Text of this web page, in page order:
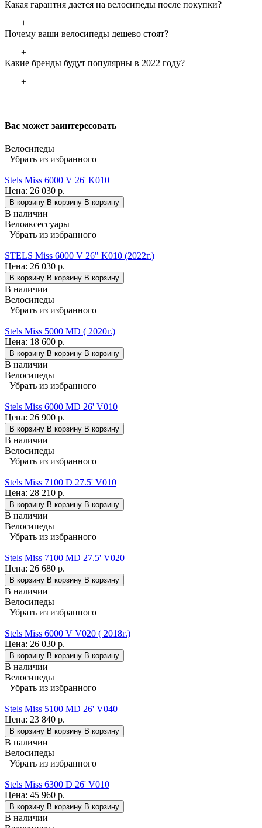
Какая гарантия дается на велосипеды после покупки?
+
Почему ваши велосипеды дешево стоят?
+
Какие бренды будут популярны в 2022 году?
+
Вас может заинтересовать
Велосипеды
Убрать из избранного
Stels Miss 6000 V 26' K010
Цена: 26 030 р.
В корзину В корзину В корзину
В наличии
Велоаксессуары
Убрать из избранного
STELS Miss 6000 V 26" K010 (2022г.)
Цена: 26 030 р.
В корзину В корзину В корзину
В наличии
Велосипеды
Убрать из избранного
Stels Miss 5000 MD ( 2020г.)
Цена: 18 600 р.
В корзину В корзину В корзину
В наличии
Велосипеды
Убрать из избранного
Stels Miss 6000 MD 26' V010
Цена: 26 900 р.
В корзину В корзину В корзину
В наличии
Велосипеды
Убрать из избранного
Stels Miss 7100 D 27.5' V010
Цена: 28 210 р.
В корзину В корзину В корзину
В наличии
Велосипеды
Убрать из избранного
Stels Miss 7100 MD 27.5' V020
Цена: 26 680 р.
В корзину В корзину В корзину
В наличии
Велосипеды
Убрать из избранного
Stels Miss 6000 V V020 ( 2018г.)
Цена: 26 030 р.
В корзину В корзину В корзину
В наличии
Велосипеды
Убрать из избранного
Stels Miss 5100 MD 26' V040
Цена: 23 840 р.
В корзину В корзину В корзину
В наличии
Велосипеды
Убрать из избранного
Stels Miss 6300 D 26' V010
Цена: 45 960 р.
В корзину В корзину В корзину
В наличии